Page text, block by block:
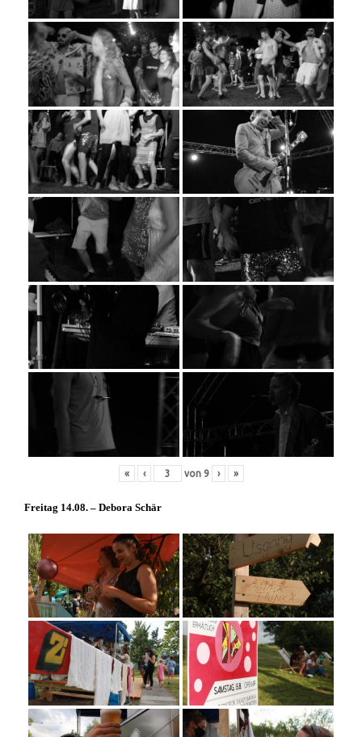
« ‹ von 9 › »
Freitag 14.08. – Debora Schär